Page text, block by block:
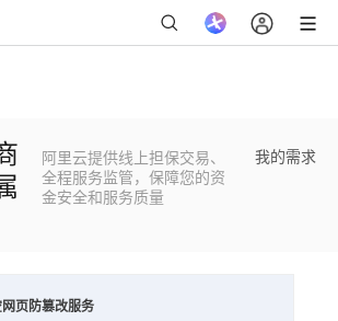
阿里云提供线上担保交易、
全程服务监管，保障您的资
金安全和服务质量
我的需求
页防篡改服务